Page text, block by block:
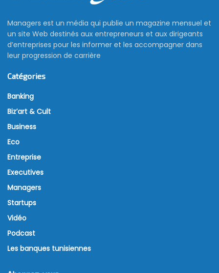
Managers est un média qui publie un magazine mensuel et
un site Web destinés aux entrepreneurs et aux dirigeants
d’entreprises pour les informer et les accompagner dans
leur progression de carrière
Catégories
Banking
Biz’art & Cult
Business
Eco
Entreprise
Executives
Managers
Startups
Vidéo
Podcast
Les banques tunisiennes